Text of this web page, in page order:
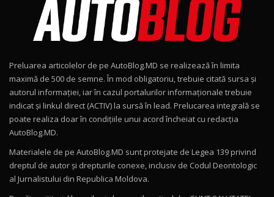
Noul Geely EX2 / Test Drive AutoBlog.MD
15:22
Mercedes-AMG E 53 HYBRID 4MATIC+ / Test
Drive AutoBlog.MD
16:27
11
Noul Volvo ES90 / Test Drive AutoBlog.MD
12
Noul MG HS / Test Drive AutoBlog.MD
16:48
Preluarea articolelor de pe AutoBlog.MD se realizează în limita
maximă de 500 de semne. În mod obligatoriu, trebuie citată sursa și
autorul informației, iar în cazul portalurilor informaționale trebuie
indicat și linkul direct (ACTIV) la sursă în lead. Prelucarea integrală se
poate realiza doar în condițiile unui acord încheiat cu redacţia
AutoBlog.MD.
Materialele de pe AutoBlog.MD sunt protejate de Legea 139 privind
dreptul de autor și drepturile conexe, inclusiv de Codul Deontologic
al Jurnalistului din Republica Moldova.